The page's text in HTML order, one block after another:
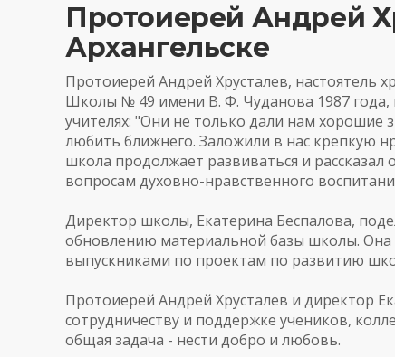
Протоиерей Андрей
Архангельске
Протоиерей Андрей Хрусталев, настоятель
Школы № 49 имени В. Ф. Чуданова 1987
учителях: "Они не только дали нам хорошие
любить ближнего. Заложили в нас крепкую
школа продолжает развиваться и рассказал
вопросам духовно-нравственного
Директор школы, Екатерина Беспалова,
обновлению материальной базы школы. Она
выпускниками по проектам по развитию
Протоиерей Андрей Хрусталев и директор
сотрудничеству и поддержке учеников,
общая задача - нести добро и любовь.